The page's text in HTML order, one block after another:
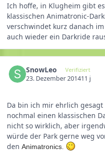
Ich hoffe, in Klugheim gibt
klassischen Animatronic-
verschwindet kurz danach
auch wieder ein Darkride
SnowLeo Verifiziert
23. Dezember 201411 j
Da bin ich mir ehrlich
nochmal einen klassischen
nicht so wirklich, aber
würde der Park gerne weg
den Animatronics.